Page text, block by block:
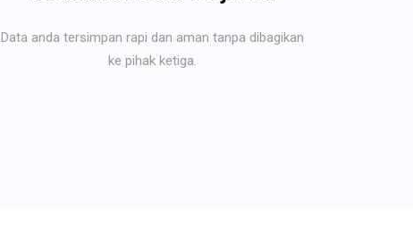
Data anda tersimpan rapi dan aman tanpa dibagikan
ke pihak ketiga.